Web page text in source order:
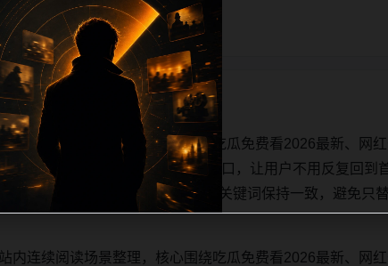
内连续阅读场景整理，核心围绕吃瓜免费看2026最新、网
摘要说明、图片语义和可点击入口，让用户不用反复回到
、主题图、alt、title和正文关键词保持一致，避免只
内连续阅读场景整理，核心围绕吃瓜免费看2026最新、网